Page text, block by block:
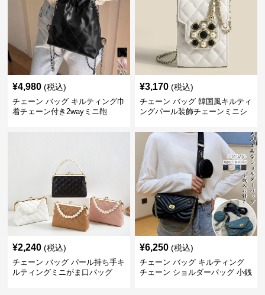
¥4,980 (税込)
チェーン バッグ キルティング巾
着チェーン付き2wayミニ鞄
¥3,170 (税込)
チェーン バッグ 韓国風キルティ
ングパール装飾チェーンミニシ
¥2,240 (税込)
チェーン バッグ パール持ち手キ
ルティングミニがま口バッグ
¥6,250 (税込)
チェーン バッグ キルティング
チェーン ショルダーバッグ 小銭